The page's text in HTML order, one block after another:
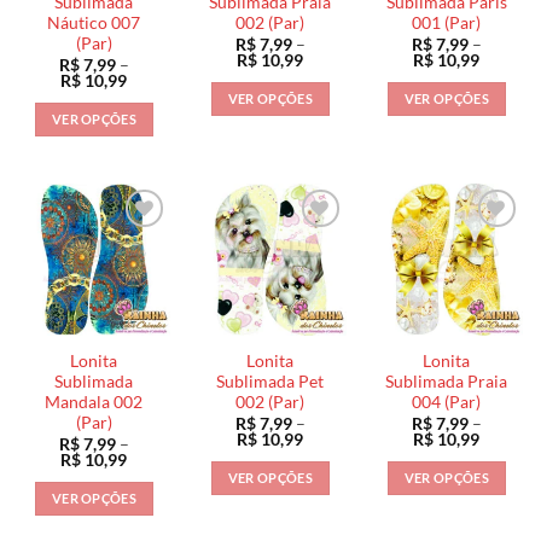
Náutico 007
(Par)
R$7,99 –
R$ 10,99Faixa
preço:
R$ 7,99
através
VER OPÇÕES
tem
várias
variantes.
As
opções
podem
ser
escolhidas
na
página
do
produto
002 (Par)
R$7,99 –
R$ 10,99Faixa
preço:
R$ 7,99
através
VER OPÇÕES
várias
variantes.
As
opções
podem
ser
escolhidas
na
página
do
produto
001 (Par)
R$7,99 –
R$ 10,99Faixa
preço:
R$ 7,99
através
VER OPÇÕES
várias
variantes.
As
opções
podem
ser
escolhidas
na
página
do
produto
Lonita
Sublimada
Mandala 002
(Par)
R$7,99 –
R$ 10,99Faixa
preço:
R$ 7,99
através
VER OPÇÕES
Lonita
Sublimada Pet
002 (Par)
R$7,99 –
R$ 10,99Faixa
preço:
R$ 7,99
através
VER OPÇÕES
Lonita
Sublimada Praia
004 (Par)
R$7,99 –
R$ 10,99Faixa
preço:
R$ 7,99
através
VER OPÇÕES